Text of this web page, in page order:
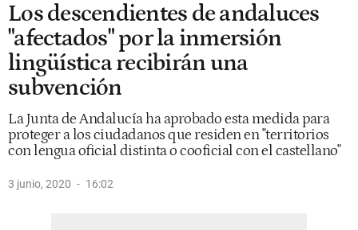
Los descendientes de andaluces
"afectados" por la inmersión
lingüística recibirán una
subvención
La Junta de Andalucía ha aprobado esta medida para
proteger a los ciudadanos que residen en "territorios
con lengua oficial distinta o cooficial con el castellano"
3 junio, 2020 16:02